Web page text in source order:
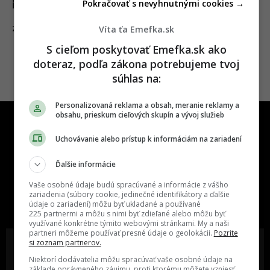
ich už aj na Slovensku
ZAHRANIČIE
One time najzábavnejšie miesto na
slovenskom internete, next time
najzabávnejšie miesto na svete
Víta ťa Emefka.sk
S cieľom poskytovať Emefka.sk ako
doteraz, podľa zákona potrebujeme tvoj
súhlas na:
Personalizovaná reklama a obsah, meranie reklamy a
obsahu, prieskum cieľových skupín a vývoj služieb
Uchovávanie alebo prístup k informáciám na zariadení
Ďalšie informácie
Vaše osobné údaje budú spracúvané a informácie z vášho
zariadenia (súbory cookie, jedinečné identifikátory a ďalšie
údaje o zariadení) môžu byť ukladané a používané
225 partnermi a môžu s nimi byť zdieľané alebo môžu byť
využívané konkrétne týmito webovými stránkami. My a naši
partneri môžeme používať presné údaje o geolokácii. Pozrite
si zoznam partnerov.
Niektorí dodávatelia môžu spracúvať vaše osobné údaje na
Pokračovať s nevyhnutnými cookies →